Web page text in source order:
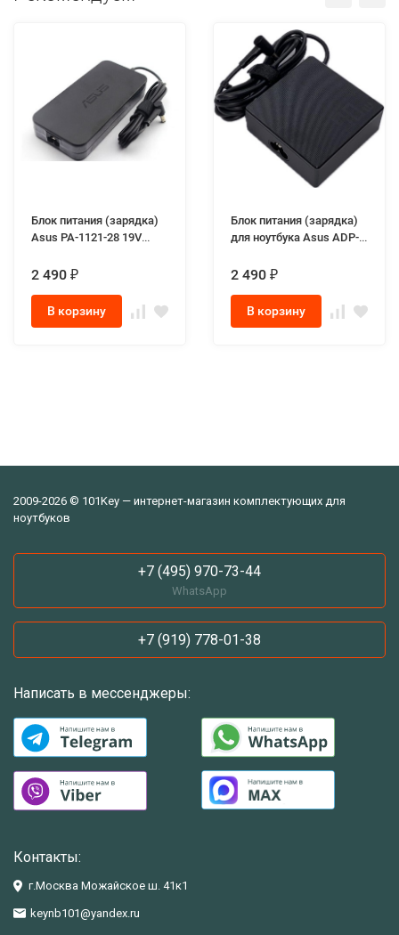
Блок питания (зарядка)
Asus PA-1121-28 19V
3.7 mm для ноутбуков
series
2 490 ₽
В корзину
Блок питания (зарядка)
для ноутбука Asus ADP-
разъём 4.5-3.0mm
2 490 ₽
В корзину
2009-2026 © 101Key — интернет-магазин комплектующих для
ноутбуков
+7 (495) 970-73-44
WhatsApp
+7 (919) 778-01-38
Написать в мессенджеры:
Контакты:
г.Москва Можайское ш. 41к1
keynb101@yandex.ru